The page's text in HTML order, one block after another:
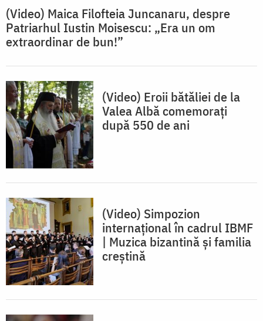
(Video) Maica Filofteia Juncanaru, despre
Patriarhul Iustin Moisescu: „Era un om
extraordinar de bun!”
(Video) Eroii bătăliei de la
Valea Albă comemorați
după 550 de ani
(Video) Simpozion
internațional în cadrul IBMF
| Muzica bizantină și familia
creștină